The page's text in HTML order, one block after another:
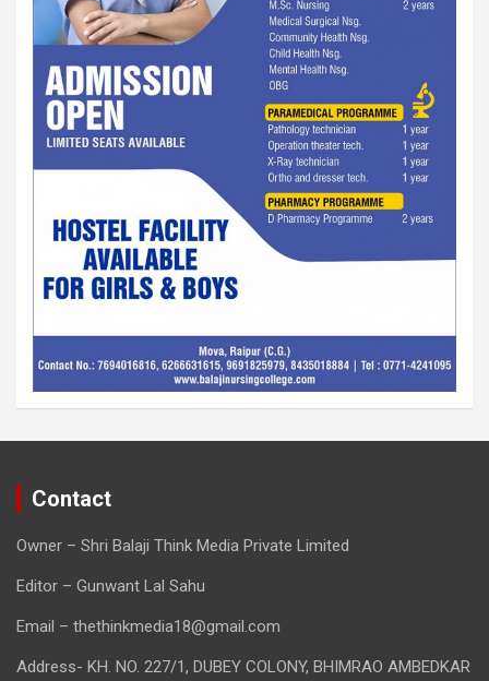
Contact
Owner – Shri Balaji Think Media Private Limited
Editor – Gunwant Lal Sahu
Email – thethinkmedia18@gmail.com
Address- KH. NO. 227/1, DUBEY COLONY, BHIMRAO AMBEDKAR